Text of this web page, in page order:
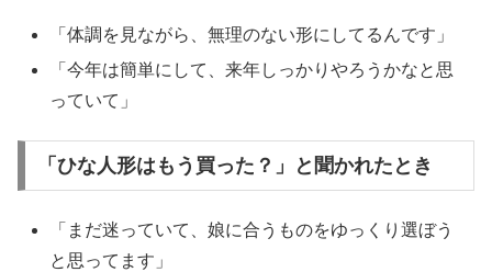
「体調を見ながら、無理のない形にしてるんです」
「今年は簡単にして、来年しっかりやろうかなと思
っていて」
「ひな人形はもう買った？」と聞かれたとき
「まだ迷っていて、娘に合うものをゆっくり選ぼう
と思ってます」